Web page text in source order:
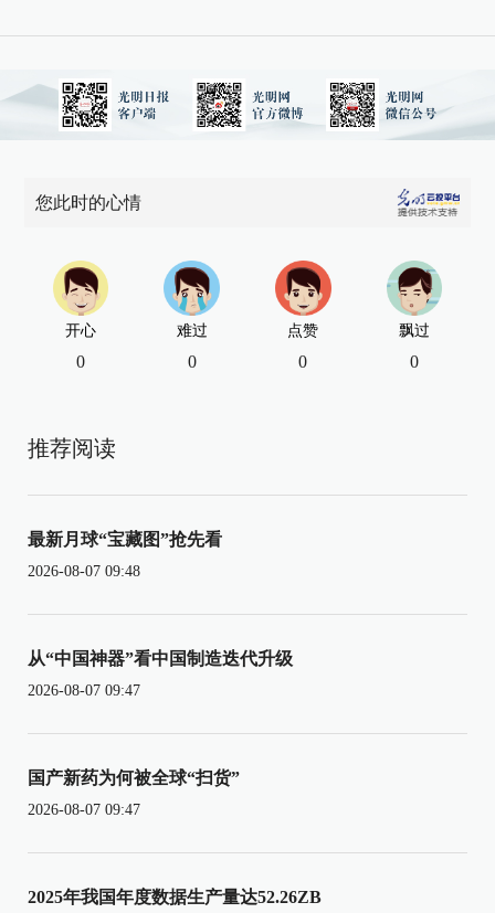
您此时的心情
开心
0
难过
0
点赞
0
飘过
0
推荐阅读
最新月球“宝藏图”抢先看
2026-08-07 09:48
从“中国神器”看中国制造迭代升级
2026-08-07 09:47
国产新药为何被全球“扫货”
2026-08-07 09:47
2025年我国年度数据生产量达52.26ZB